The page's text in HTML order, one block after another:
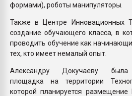
формами), роботы манипуляторы.
Также в Центре Инновационных
создание обучающего класса, в
проводить обучение как
тех, кто имеет немалый опыт.
Александру Докучаеву была
площадка на территории
которой планируется